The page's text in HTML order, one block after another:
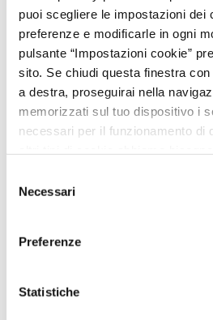
puoi scegliere le impostazioni dei
preferenze e modificarle in ogni
pulsante “Impostazioni cookie”
sito. Se chiudi questa finestra
a destra, proseguirai nella
memorizzati sul tuo dispositivo i
necessari per il funzionamento di
delNecessari
Preferenze
Statistiche
Informazioni
home Dove
Via Nomellini 253 -
www.hotel-
phone